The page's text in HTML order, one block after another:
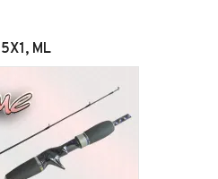
ML